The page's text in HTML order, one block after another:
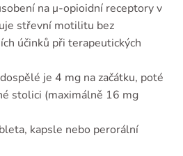
na μ-opioidní receptory v
střevní motilitu bez
účinků při terapeutických
je 4 mg na začátku, poté
stolici (maximálně 16 mg
kapsle nebo perorální